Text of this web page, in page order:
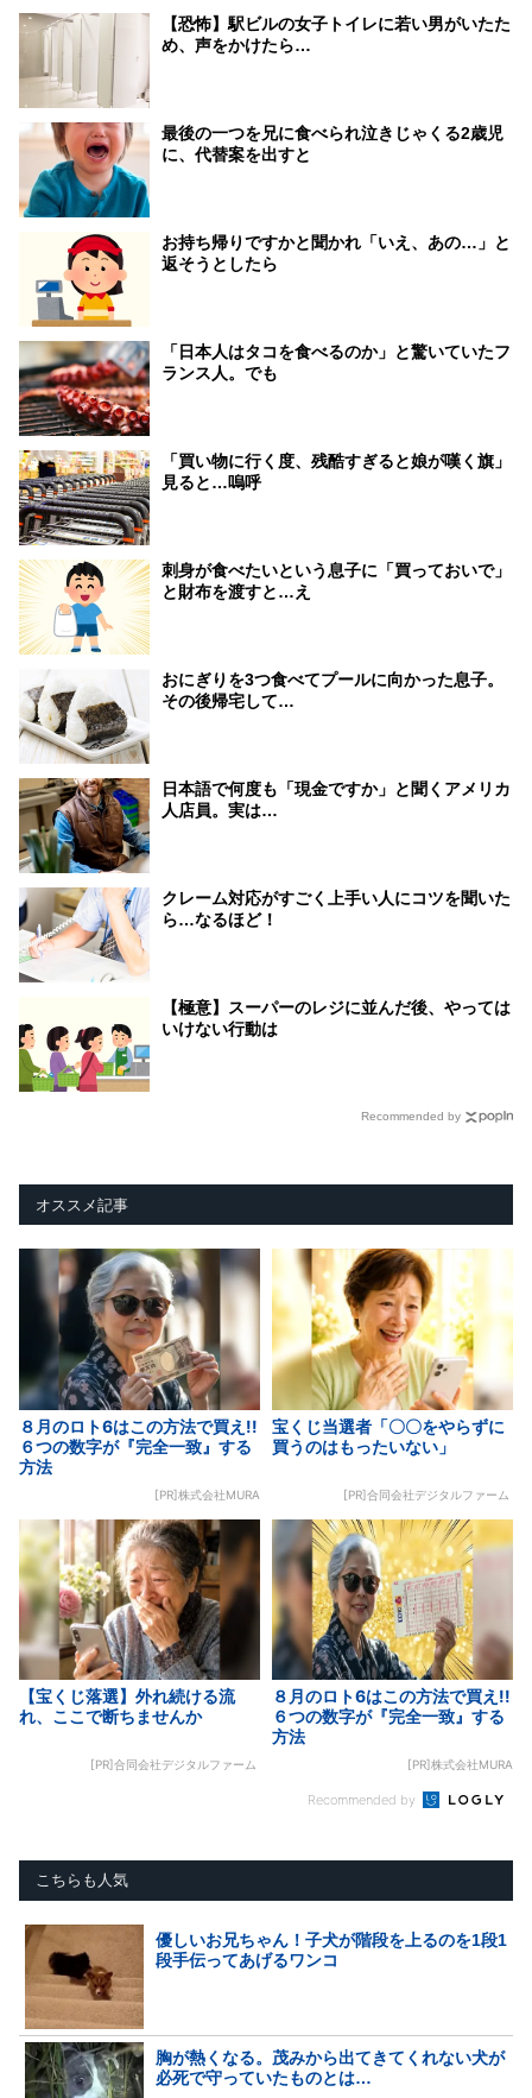
【恐怖】駅ビルの女子トイレに若い男がいたた
め、声をかけたら…
最後の一つを兄に食べられ泣きじゃくる2歳児
に、代替案を出すと
お持ち帰りですかと聞かれ「いえ、あの…」と
返そうとしたら
「日本人はタコを食べるのか」と驚いていたフ
ランス人。でも
「買い物に行く度、残酷すぎると娘が嘆く旗」
見ると…嗚呼
刺身が食べたいという息子に「買っておいで」
と財布を渡すと…え
おにぎりを3つ食べてプールに向かった息子。
その後帰宅して…
日本語で何度も「現金ですか」と聞くアメリカ
人店員。実は…
クレーム対応がすごく上手い人にコツを聞いた
ら…なるほど！
【極意】スーパーのレジに並んだ後、やっては
いけない行動は
Recommended by
オススメ記事
８月のロト6はこの方法で買え!!
６つの数字が『完全一致』する
方法
[PR]株式会社MURA
宝くじ当選者「〇〇をやらずに
買うのはもったいない」
[PR]合同会社デジタルファーム
【宝くじ落選】外れ続ける流
れ、ここで断ちませんか
[PR]合同会社デジタルファーム
８月のロト6はこの方法で買え!!
６つの数字が『完全一致』する
方法
[PR]株式会社MURA
Recommended by
こちらも人気
優しいお兄ちゃん！子犬が階段を上るのを1段1
段手伝ってあげるワンコ
胸が熱くなる。茂みから出てきてくれない犬が
必死で守っていたものとは…